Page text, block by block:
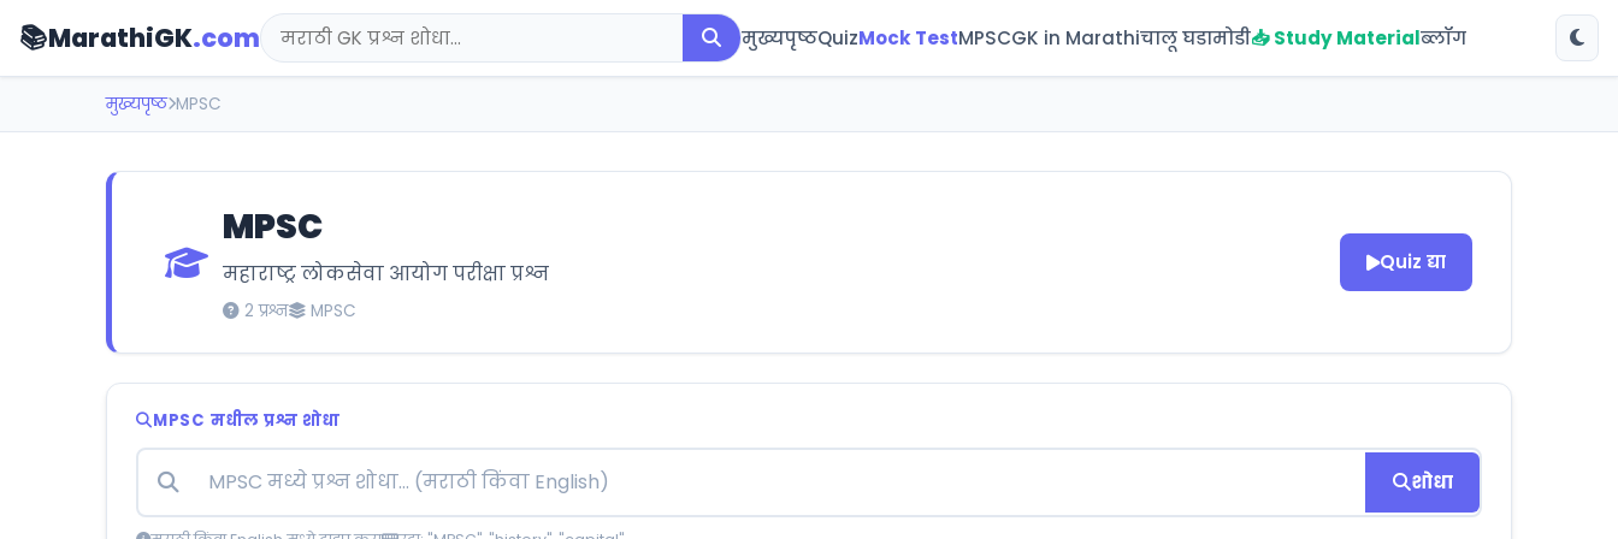
📚MarathiGK.com मुख्यपृष्ठQuizMock TestMPSCGK in Marathiचालू घडामोडी📥 Study Materialब्लॉग
मुख्यपृष्ठ MPSC
MPSC
महाराष्ट्र लोकसेवा आयोग परीक्षा प्रश्न
2 प्रश्न MPSC
Quiz द्या
MPSC मधील प्रश्न शोधा
शोधा